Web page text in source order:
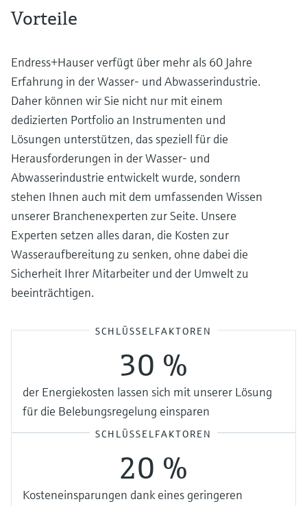
Vorteile
Endress+Hauser verfügt über mehr als 60 Jahre
Erfahrung in der Wasser- und Abwasserindustrie.
Daher können wir Sie nicht nur mit einem
dedizierten Portfolio an Instrumenten und
Lösungen unterstützen, das speziell für die
Herausforderungen in der Wasser- und
Abwasserindustrie entwickelt wurde, sondern
stehen Ihnen auch mit dem umfassenden Wissen
unserer Branchenexperten zur Seite. Unsere
Experten setzen alles daran, die Kosten zur
Wasseraufbereitung zu senken, ohne dabei die
Sicherheit Ihrer Mitarbeiter und der Umwelt zu
beeinträchtigen.
SCHLÜSSELFAKTOREN
30 %
der Energiekosten lassen sich mit unserer Lösung
für die Belebungsregelung einsparen
SCHLÜSSELFAKTOREN
20 %
Kosteneinsparungen dank eines geringeren